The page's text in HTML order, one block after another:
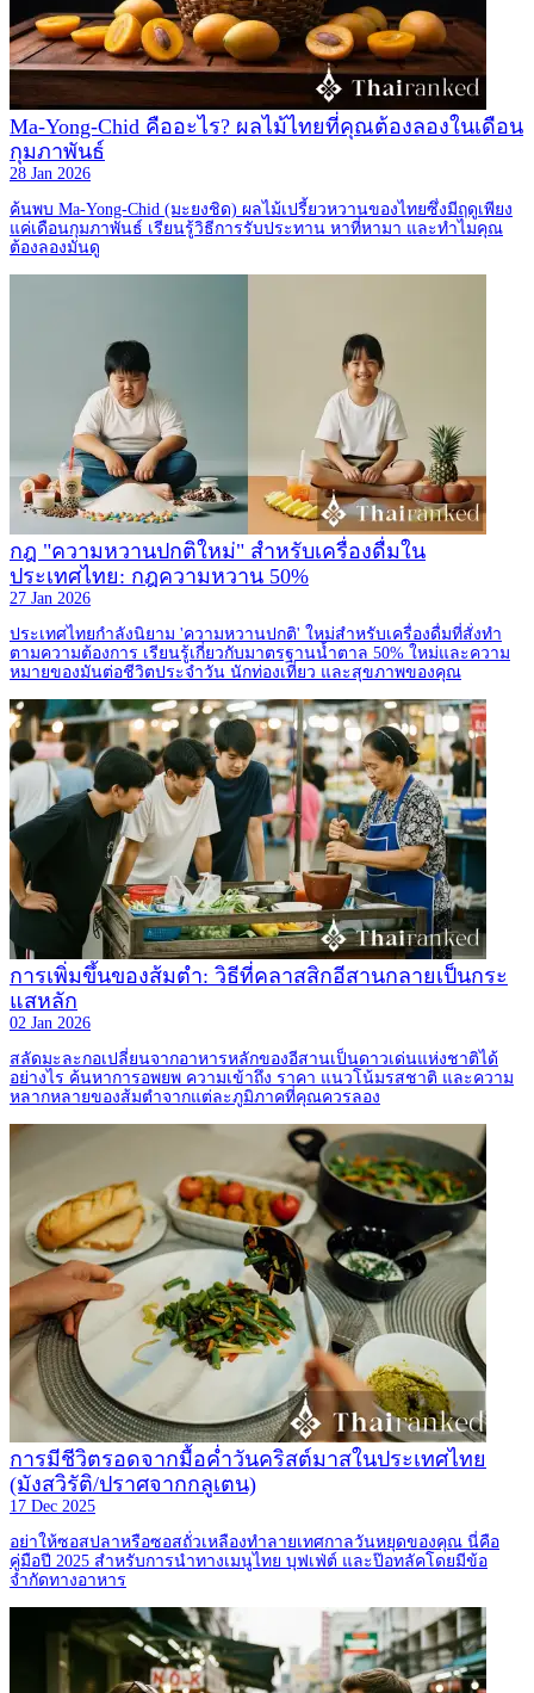
Ma-Yong-Chid คืออะไร? ผลไม้ไทยที่คุณต้องลองในเดือน
กุมภาพันธ์
28 Jan 2026
ค้นพบ Ma-Yong-Chid (มะยงชิด) ผลไม้เปรี้ยวหวานของไทยซึ่งมีฤดูเพียง
แค่เดือนกุมภาพันธ์ เรียนรู้วิธีการรับประทาน หาที่หามา และทำไมคุณ
ต้องลองมันดู
กฎ "ความหวานปกติใหม่" สำหรับเครื่องดื่มใน
ประเทศไทย: กฎความหวาน 50%
27 Jan 2026
ประเทศไทยกำลังนิยาม 'ความหวานปกติ' ใหม่สำหรับเครื่องดื่มที่สั่งทำ
ตามความต้องการ เรียนรู้เกี่ยวกับมาตรฐานน้ำตาล 50% ใหม่และความ
หมายของมันต่อชีวิตประจำวัน นักท่องเที่ยว และสุขภาพของคุณ
การเพิ่มขึ้นของส้มตำ: วิธีที่คลาสสิกอีสานกลายเป็นกระ
แสหลัก
02 Jan 2026
สลัดมะละกอเปลี่ยนจากอาหารหลักของอีสานเป็นดาวเด่นแห่งชาติได้
อย่างไร ค้นหาการอพยพ ความเข้าถึง ราคา แนวโน้มรสชาติ และความ
หลากหลายของส้มตำจากแต่ละภูมิภาคที่คุณควรลอง
การมีชีวิตรอดจากมื้อค่ำวันคริสต์มาสในประเทศไทย
(มังสวิรัติ/ปราศจากกลูเตน)
17 Dec 2025
อย่าให้ซอสปลาหรือซอสถั่วเหลืองทำลายเทศกาลวันหยุดของคุณ นี่คือ
คู่มือปี 2025 สำหรับการนำทางเมนูไทย บุฟเฟ่ต์ และป๊อทลัคโดยมีข้อ
จำกัดทางอาหาร